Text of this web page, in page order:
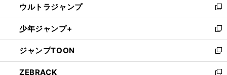
く
で
開
く
ド
ウ
で
開
く
ィ
ン
ド
ウ
で
開
く
い
ウ
ィ
ン
ド
ウ
で
ウルトラジャンプ
新
し
い
ウ
ィ
ン
ド
少年ジャンプ+
新
し
い
ウ
ジャンプTOON
新
し
ZEBRACK